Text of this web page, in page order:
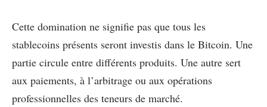
Cette domination ne signifie pas que tous les
stablecoins présents seront investis dans le Bitcoin. Une
partie circule entre différents produits. Une autre sert
aux paiements, à l’arbitrage ou aux opérations
professionnelles des teneurs de marché.